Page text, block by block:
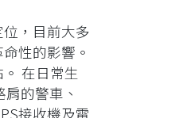
，目前大多
性的影響。
在日常生
的警車、
接收機及電